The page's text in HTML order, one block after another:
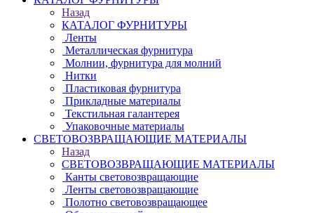
Назад
КАТАЛОГ ФУРНИТУРЫ
Ленты
Металлическая фурнитура
Молнии, фурнитура для молний
Нитки
Пластиковая фурнитура
Прикладные материалы
Текстильная галантерея
Упаковочные материалы
СВЕТОВОЗВРАЩАЮЩИЕ МАТЕРИАЛЫ
Назад
СВЕТОВОЗВРАЩАЮЩИЕ МАТЕРИАЛЫ
Канты световозвращающие
Ленты световозвращающие
Полотно световозвращающее